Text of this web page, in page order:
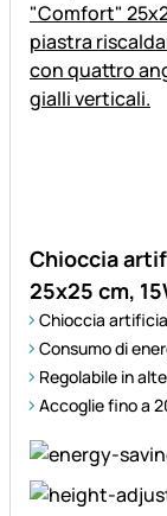
Chioccia
25x25 cm,
Chioccia
Consumo di
Regolabile in
Accoglie fino a